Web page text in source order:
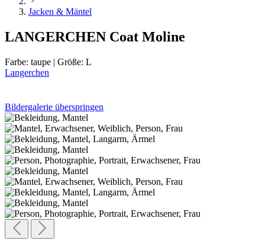
Jacken & Mäntel
LANGERCHEN Coat Moline
Farbe: taupe | Größe: L
Langerchen
Bildergalerie überspringen